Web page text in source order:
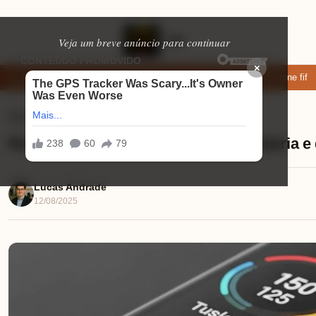
Veja um breve anúncio para continuar
×
apps de namoro que permitem enviar fotos e vídeos Microfone fifine
Smartwatchs
Redmi Watch 5 Active duração de bateria
Lucas Andrade
12/08/2025